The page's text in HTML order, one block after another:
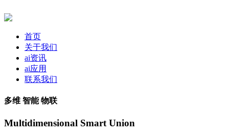
首页
关于我们
ai资讯
ai应用
联系我们
多维 智能 物联
Multidimensional Smart Union